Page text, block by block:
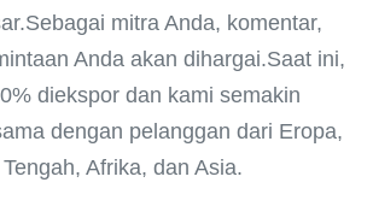
mitra Anda, komentar,
Anda akan dihargai.Saat ini,
diekspor dan kami semakin
dengan pelanggan dari Eropa,
Afrika, dan Asia.